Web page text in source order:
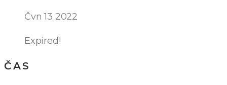
Čvn 13 2022
Expired!
ČAS